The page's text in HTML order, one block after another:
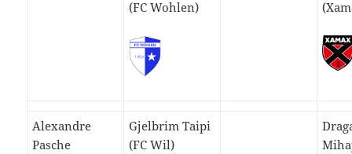
(FC Wohlen)
Alexandre
Pasche
Gjelbrim Taipi
(FC Wil)